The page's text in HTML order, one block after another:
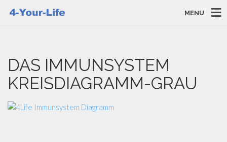
MENU
DAS IMMUNSYSTEM
KREISDIAGRAMM-GRAU